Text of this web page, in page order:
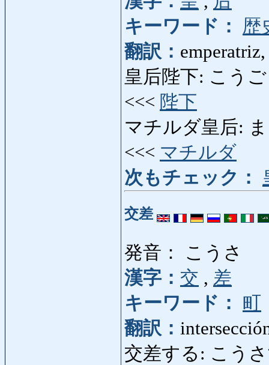
キーワード：
歴
翻訳：
皇后陛下: こうご
<<< 陛下
マチルダ皇后:
<<< マチルダ
次もチェック：
交差
発音： こうさ
漢字： 交 , 差
キーワード：
町
翻訳：
交差する: こうさ